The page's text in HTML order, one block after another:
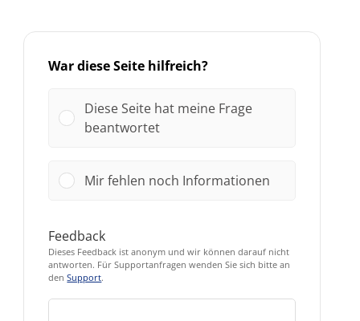
War diese Seite hilfreich?
Diese Seite hat meine Frage
beantwortet
Mir fehlen noch Informationen
Feedback
Dieses Feedback ist anonym und wir können darauf nicht
antworten. Für Supportanfragen wenden Sie sich bitte an
denSupport.